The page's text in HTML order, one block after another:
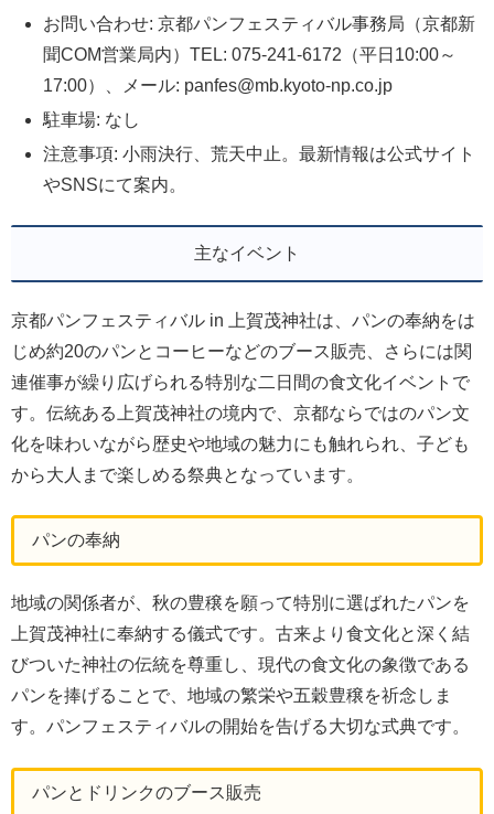
お問い合わせ: 京都パンフェスティバル事務局（京都新
聞COM営業局内）TEL: 075-241-6172（平日10:00～
17:00）、メール: panfes@mb.kyoto-np.co.jp
駐車場: なし
注意事項: 小雨決行、荒天中止。最新情報は公式サイト
やSNSにて案内。
主なイベント
京都パンフェスティバル in 上賀茂神社は、パンの奉納をは
じめ約20のパンとコーヒーなどのブース販売、さらには関
連催事が繰り広げられる特別な二日間の食文化イベントで
す。伝統ある上賀茂神社の境内で、京都ならではのパン文
化を味わいながら歴史や地域の魅力にも触れられ、子ども
から大人まで楽しめる祭典となっています。
パンの奉納
地域の関係者が、秋の豊穣を願って特別に選ばれたパンを
上賀茂神社に奉納する儀式です。古来より食文化と深く結
びついた神社の伝統を尊重し、現代の食文化の象徴である
パンを捧げることで、地域の繁栄や五穀豊穣を祈念しま
す。パンフェスティバルの開始を告げる大切な式典です。
パンとドリンクのブース販売